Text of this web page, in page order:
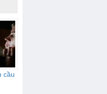
cầu